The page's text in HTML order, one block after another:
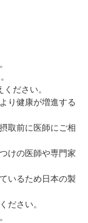
ださい。
り健康が増進する
取前に医師にご相
けの医師や専門家
いるため日本の製
ださい。